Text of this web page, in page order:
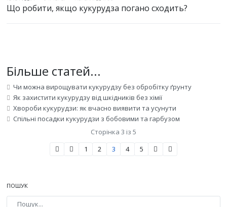
Що робити, якщо кукурудза погано сходить?
Більше статей...
Чи можна вирощувати кукурудзу без обробітку ґрунту
Як захистити кукурудзу від шкідників без хімії
Хвороби кукурудзи: як вчасно виявити та усунути
Спільні посадки кукурудзи з бобовими та гарбузом
Сторінка 3 із 5
1
2 3 4 5
ПОШУК